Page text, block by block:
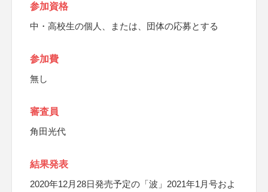
参加資格
中・高校生の個人、または、団体の応募とする
参加費
無し
審査員
角田光代
結果発表
2020年12月28日発売予定の「波」2021年1月号およ